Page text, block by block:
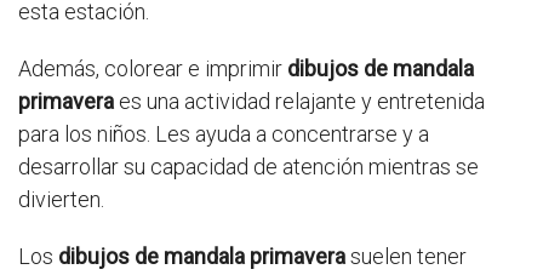
esta estación.
Además, colorear e imprimir dibujos de mandala
primavera es una actividad relajante y entretenida
para los niños. Les ayuda a concentrarse y a
desarrollar su capacidad de atención mientras se
divierten.
Los dibujos de mandala primaverasuelen tener